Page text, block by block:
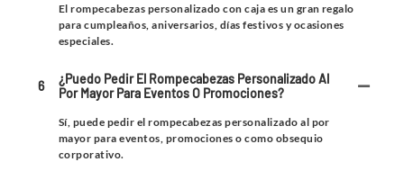
El rompecabezas personalizado con caja es un gran regalo
para cumpleaños, aniversarios, días festivos y ocasiones
especiales.
6
¿Puedo Pedir El Rompecabezas Personalizado Al
Por Mayor Para Eventos O Promociones?
Sí, puede pedir el rompecabezas personalizado al por
mayor para eventos, promociones o como obsequio
corporativo.